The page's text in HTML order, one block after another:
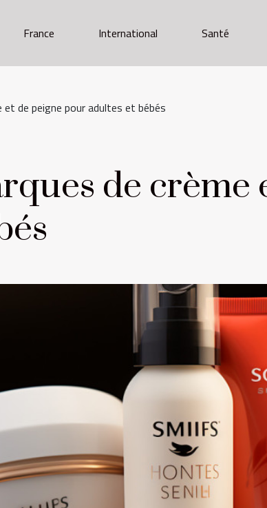
France International Santé
et de peigne pour adultes et bébés
de crème